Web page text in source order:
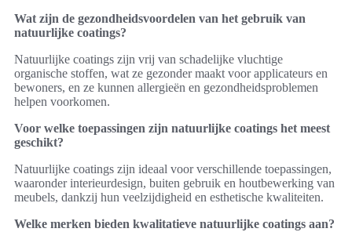
Wat zijn de gezondheidsvoordelen van het gebruik van
natuurlijke coatings?
Natuurlijke coatings zijn vrij van schadelijke vluchtige
organische stoffen, wat ze gezonder maakt voor applicateurs en
bewoners, en ze kunnen allergieën en gezondheidsproblemen
helpen voorkomen.
Voor welke toepassingen zijn natuurlijke coatings het meest
geschikt?
Natuurlijke coatings zijn ideaal voor verschillende toepassingen,
waaronder interieurdesign, buiten gebruik en houtbewerking van
meubels, dankzij hun veelzijdigheid en esthetische kwaliteiten.
Welke merken bieden kwalitatieve natuurlijke coatings aan?